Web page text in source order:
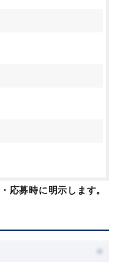
応募時に明示します。